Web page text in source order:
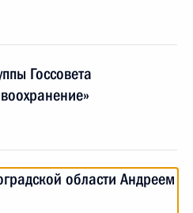
Госсовета
области Андреем